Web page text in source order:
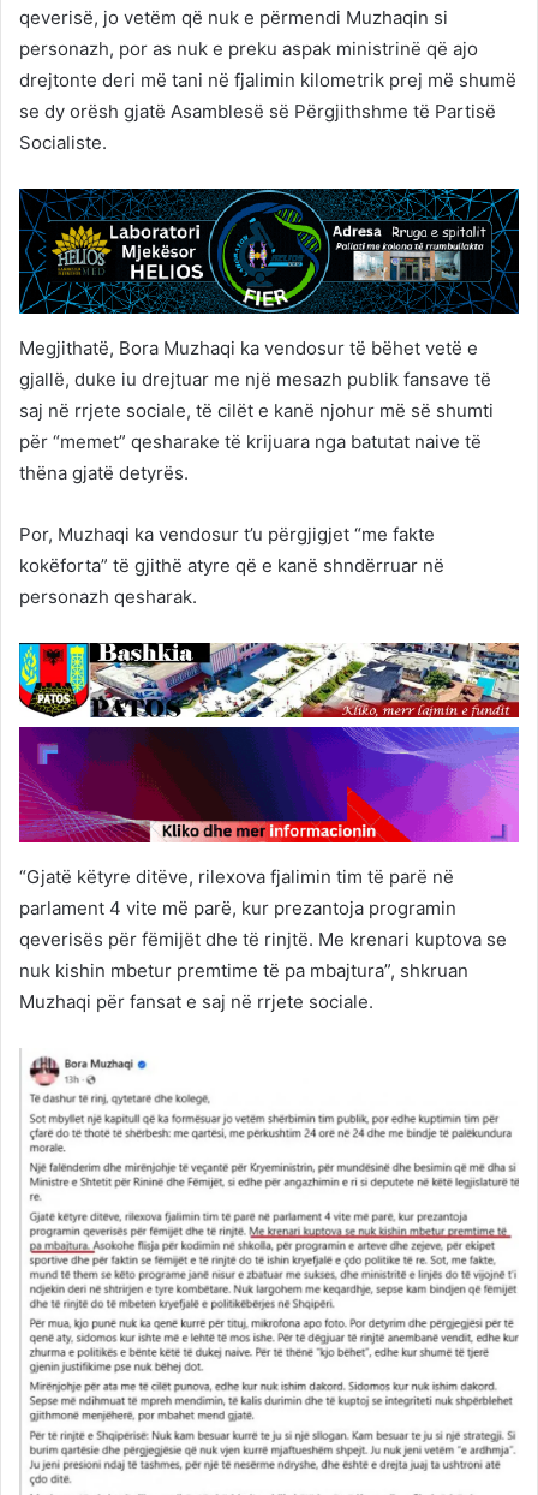
qeverisë, jo vetëm që nuk e përmendi Muzhaqin si
personazh, por as nuk e preku aspak ministrinë që ajo
drejtonte deri më tani në fjalimin kilometrik prej më shumë
se dy orësh gjatë Asamblesë së Përgjithshme të Partisë
Socialiste.
Megjithatë, Bora Muzhaqi ka vendosur të bëhet vetë e
gjallë, duke iu drejtuar me një mesazh publik fansave të
saj në rrjete sociale, të cilët e kanë njohur më së shumti
për “memet” qesharake të krijuara nga batutat naive të
thëna gjatë detyrës.
Por, Muzhaqi ka vendosur t’u përgjigjet “me fakte
kokëforta” të gjithë atyre që e kanë shndërruar në
personazh qesharak.
“Gjatë këtyre ditëve, rilexova fjalimin tim të parë në
parlament 4 vite më parë, kur prezantoja programin
qeverisës për fëmijët dhe të rinjtë. Me krenari kuptova se
nuk kishin mbetur premtime të pa mbajtura”, shkruan
Muzhaqi për fansat e saj në rrjete sociale.